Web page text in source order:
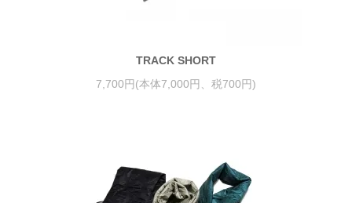
TRACK SHORT
7,700円(本体7,000円、税700円)